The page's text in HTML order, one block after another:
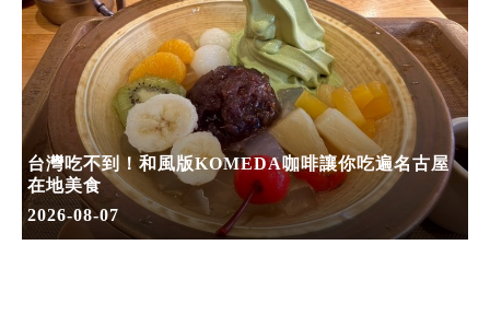
台灣吃不到！和風版KOMEDA咖啡讓你吃遍名古屋
在地美食
2026-08-07